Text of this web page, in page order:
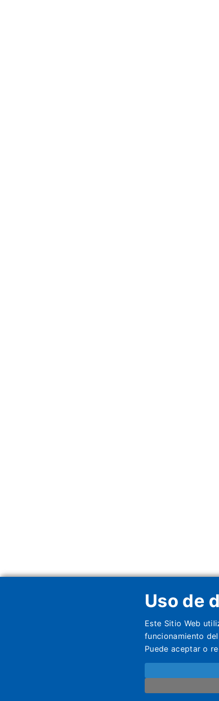
Uso de
Este Sitio Web
funcionamiento
Puede aceptar o